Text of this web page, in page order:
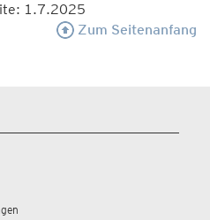
1.7.2025
Zum Seitenanfang